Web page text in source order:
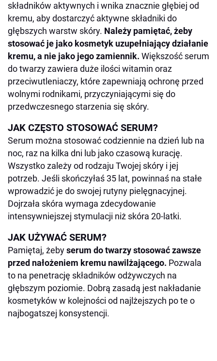
składników aktywnych i wnika znacznie głębiej od
kremu, aby dostarczyć aktywne składniki do
głębszych warstw skóry. Należy pamiętać, żeby
stosować je jako kosmetyk uzupełniający działanie
kremu, a nie jako jego zamiennik. Większość serum
do twarzy zawiera duże ilości witamin oraz
przeciwutleniaczy, które zapewniają ochronę przed
wolnymi rodnikami, przyczyniającymi się do
przedwczesnego starzenia się skóry.
JAK CZĘSTO STOSOWAĆ SERUM?
Serum można stosować codziennie na dzień lub na
noc, raz na kilka dni lub jako czasową kurację.
Wszystko zależy od rodzaju Twojej skóry i jej
potrzeb. Jeśli skończyłaś 35 lat, powinnaś na stałe
wprowadzić je do swojej rutyny pielęgnacyjnej.
Dojrzała skóra wymaga zdecydowanie
intensywniejszej stymulacji niż skóra 20-latki.
JAK UŻYWAĆ SERUM?
Pamiętaj, żebyserum do twarzy stosować zawsze
przed nałożeniem kremu nawilżającego. Pozwala
to na penetrację składników odżywczych na
głębszym poziomie. Dobrą zasadą jest nakładanie
kosmetyków w kolejności od najlżejszych po te o
najbogatszej konsystencji.